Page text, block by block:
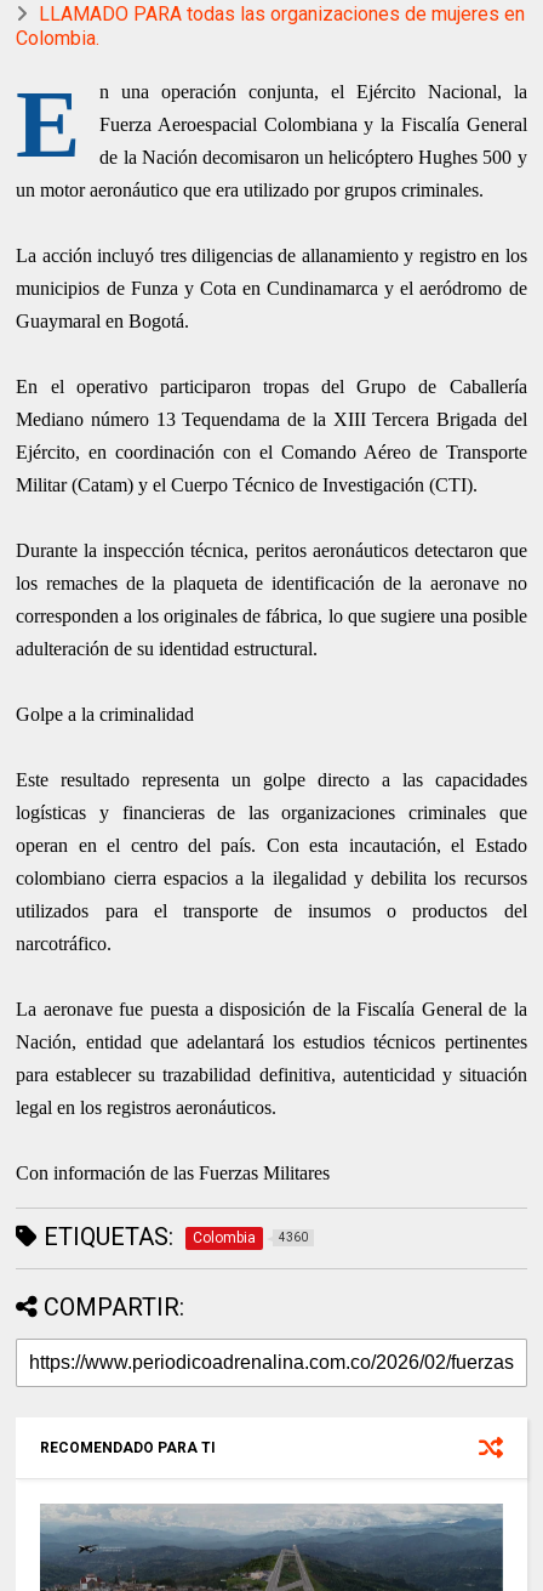
LLAMADO PARA todas las organizaciones de mujeres en
Colombia.
E
n una operación conjunta, el Ejército Nacional, la
Fuerza Aeroespacial Colombiana y la Fiscalía General
de la Nación decomisaron un helicóptero Hughes 500 y
un motor aeronáutico que era utilizado por grupos criminales.
La acción incluyó tres diligencias de allanamiento y registro en los
municipios de Funza y Cota en Cundinamarca y el aeródromo de
Guaymaral en Bogotá.
En el operativo participaron tropas del Grupo de Caballería
Mediano número 13 Tequendama de la XIII Tercera Brigada del
Ejército, en coordinación con el Comando Aéreo de Transporte
Militar (Catam) y el Cuerpo Técnico de Investigación (CTI).
Durante la inspección técnica, peritos aeronáuticos detectaron que
los remaches de la plaqueta de identificación de la aeronave no
corresponden a los originales de fábrica, lo que sugiere una posible
adulteración de su identidad estructural.
Golpe a la criminalidad
Este resultado representa un golpe directo a las capacidades
logísticas y financieras de las organizaciones criminales que
operan en el centro del país. Con esta incautación, el Estado
colombiano cierra espacios a la ilegalidad y debilita los recursos
utilizados para el transporte de insumos o productos del
narcotráfico.
La aeronave fue puesta a disposición de la Fiscalía General de la
Nación, entidad que adelantará los estudios técnicos pertinentes
para establecer su trazabilidad definitiva, autenticidad y situación
legal en los registros aeronáuticos.
Con información de las Fuerzas Militares
ETIQUETAS: Colombia 4360
COMPARTIR:
RECOMENDADO PARA TI